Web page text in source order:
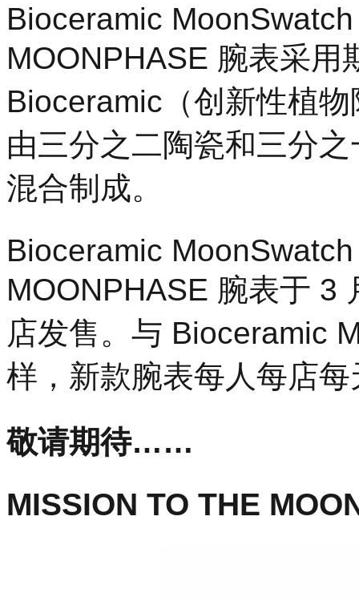
Bioceramic
MOONPHASE 腕表采用
Bioceramic（创新性植
由三分之二陶瓷和三分
混合制成。
Bioceramic
MOONPHASE 腕表于 3
店发售。与 Bioceramic
样，新款腕表每人每店
敬请期待……
MISSION TO THE